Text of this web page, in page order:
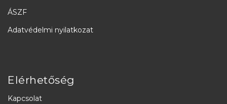
ÁSZF
Adatvédelmi nyilatkozat
Elérhetőség
Kapcsolat